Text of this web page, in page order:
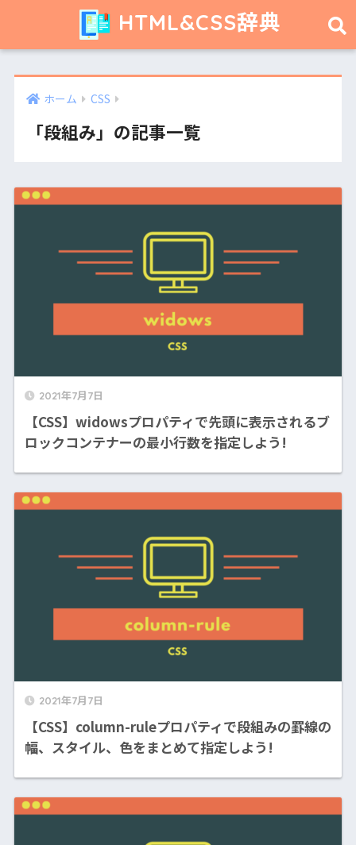
HTML&CSS辞典
ホーム CSS
「段組み」の記事一覧
2021年7月7日
【CSS】widowsプロパティで先頭に表示されるブ
ロックコンテナーの最小行数を指定しよう!
2021年7月7日
【CSS】column-ruleプロパティで段組みの罫線の
幅、スタイル、色をまとめて指定しよう!